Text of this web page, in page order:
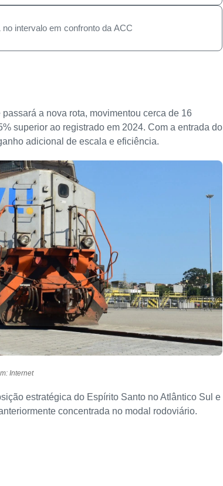
intervalo em confronto da ACC
passará a nova rota, movimentou cerca de 16
superior ao registrado em 2024. Com a entrada do
adicional de escala e eficiência.
Internet
estratégica do Espírito Santo no Atlântico Sul e
concentrada no modal rodoviário.